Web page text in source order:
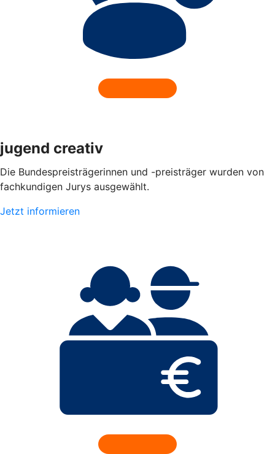
jugend creativ
Die Bundespreisträgerinnen und -preisträger wurden von
fachkundigen Jurys ausgewählt.
Jetzt informieren